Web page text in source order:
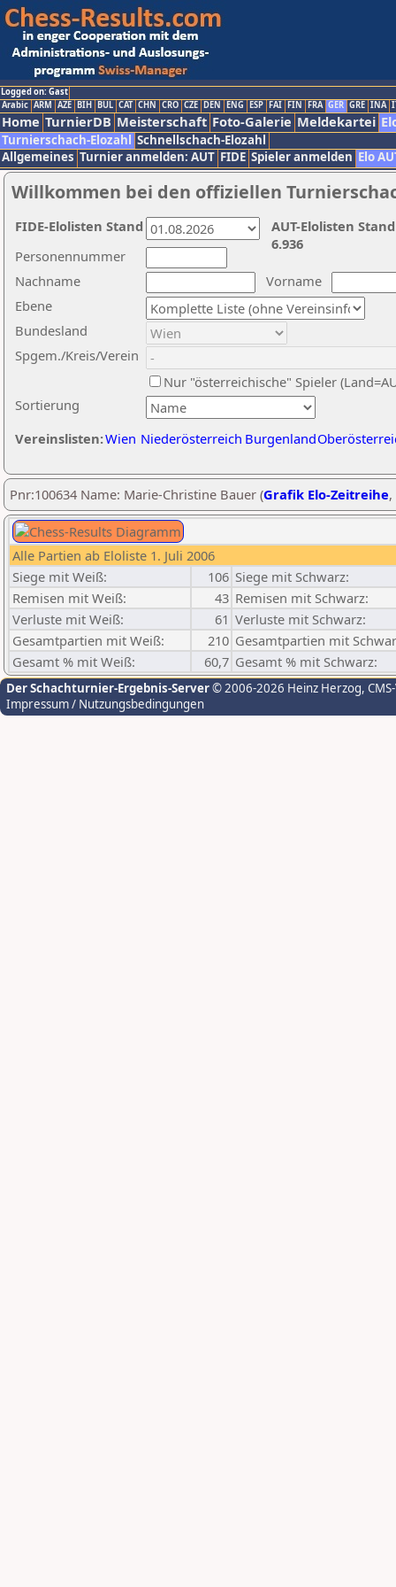
Logged on: Gast
Arabic ARM AZE BIH BUL CAT CHN CRO CZE DEN ENG ESP FAI FIN FRA GER GRE INA
Home TurnierDB Meisterschaft Foto-Galerie Meldekartei
Turnierschach-Elozahl Schnellschach-Elozahl
Allgemeines Turnier anmelden: AUT FIDE Spieler anmelden Elo
Willkommen bei den offiziellen
Nachname
Vorname
Ebene
Sortierung
Personennummer
Bundesland
Spgem./Kreis/Verein
Nur "österreichische" Spieler
Vereinslisten:Wien Niederösterreich Burgenland
AUT-Elolisten
6.936
FIDE-Elolisten Stand
Pnr:100634 Name: Marie-Christine Bauer (Grafik Elo-Zeitreihe,
Alle Partien ab Eloliste 1. Juli 2006
Siege mit Weiß:
106 Siege mit Schwarz:
Remisen mit Weiß:
43 Remisen mit Schwarz:
Verluste mit Weiß:
61 Verluste mit Schwarz:
Gesamtpartien mit Weiß:
210 Gesamtpartien mit
Gesamt % mit Weiß:
60,7 Gesamt % mit Schwarz:
Der Schachturnier-Ergebnis-Server© 2006-2026 Heinz Herzog,
Impressum / Nutzungsbedingungen